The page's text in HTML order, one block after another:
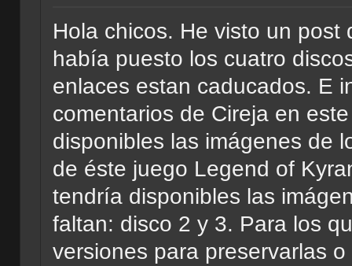
Hola chicos. He visto un
había puesto los cuatro
enlaces estan caducados. E
comentarios de Cireja en
disponibles las imágenes de
de éste juego Legend of
tendría disponibles las
faltan: disco 2 y 3. Para los
versiones para preservarlas